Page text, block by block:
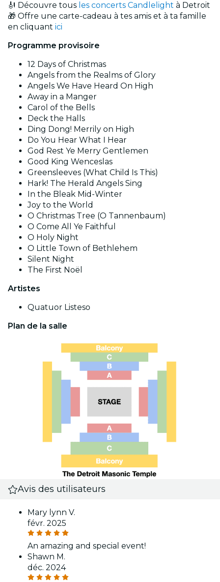
🎻 Découvre tous les concerts Candlelight à Detroit
🎁 Offre une carte-cadeau à tes amis et à ta famille
en cliquant ici
Programme provisoire
12 Days of Christmas
Angels from the Realms of Glory
Angels We Have Heard On High
Away in a Manger
Carol of the Bells
Deck the Halls
Ding Dong! Merrily on High
Do You Hear What I Hear
God Rest Ye Merry Gentlemen
Good King Wenceslas
Greensleeves (What Child Is This)
Hark! The Herald Angels Sing
In the Bleak Mid-Winter
Joy to the World
O Christmas Tree (O Tannenbaum)
O Come All Ye Faithful
O Holy Night
O Little Town of Bethlehem
Silent Night
The First Noël
Artistes
Quatuor Listeso
Plan de la salle
Avis des utilisateurs
Mary lynn V.
févr. 2025
An amazing and special event!
Shawn M.
déc. 2024